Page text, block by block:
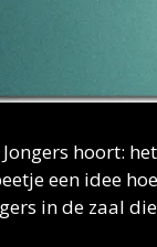
Jongers hoort:
een idee
in de zaal